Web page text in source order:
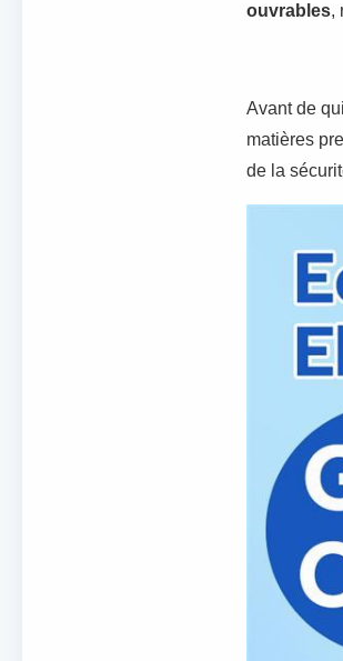
ouvrables,
Avant de
matières
de la